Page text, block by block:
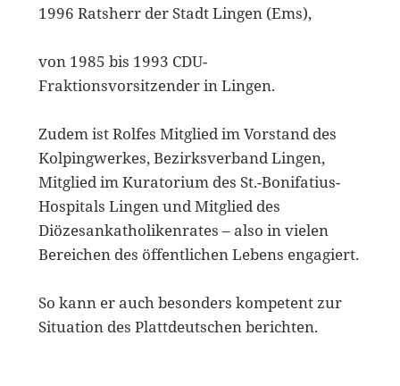
1996 Ratsherr der Stadt Lingen (Ems),
von 1985 bis 1993 CDU-
Fraktionsvorsitzender in Lingen.
Zudem ist Rolfes Mitglied im Vorstand des
Kolpingwerkes, Bezirksverband Lingen,
Mitglied im Kuratorium des St.-Bonifatius-
Hospitals Lingen und Mitglied des
Diözesankatholikenrates – also in vielen
Bereichen des öffentlichen Lebens engagiert.
So kann er auch besonders kompetent zur
Situation des Plattdeutschen berichten.